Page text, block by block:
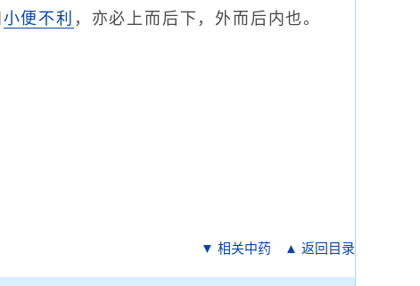
小便不利 ，亦必上而后下，外而后内也。
▼ 相关中药 ▲ 返回目录